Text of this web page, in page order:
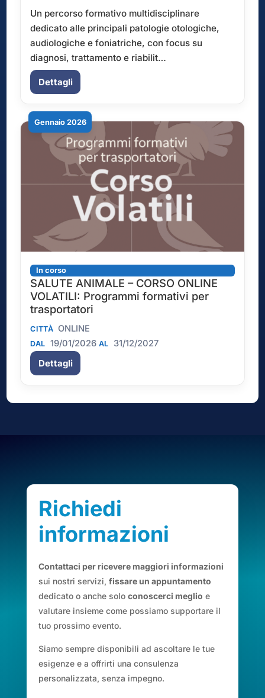
Un percorso formativo multidisciplinare
dedicato alle principali patologie otologiche,
audiologiche e foniatriche, con focus su
diagnosi, trattamento e riabilit…
Dettagli
Gennaio 2026
In corso
SALUTE ANIMALE – CORSO ONLINE
VOLATILI: Programmi formativi per
trasportatori
CITTÀ ONLINE
DAL 19/01/2026 AL 31/12/2027
Dettagli
Richiedi
informazioni
Contattaci per ricevere maggiori informazioni
sui nostri servizi, fissare un appuntamento
dedicato o anche solo conoscerci meglio e
valutare insieme come possiamo supportare il
tuo prossimo evento.
Siamo sempre disponibili ad ascoltare le tue
esigenze e a offrirti una consulenza
personalizzata, senza impegno.